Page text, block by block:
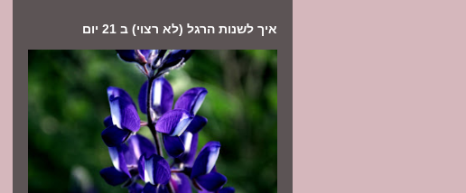
איך לשנות הרגל (לא רצוי) ב 21 יום